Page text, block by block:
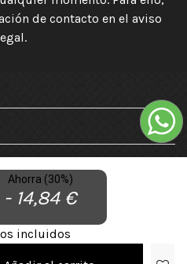
Ahorra (30%)
- 14,84 €
incluidos
de contacto en el aviso